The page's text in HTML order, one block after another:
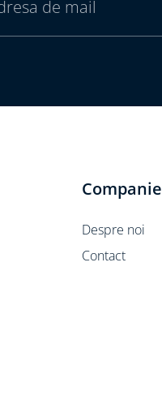
Companie
Despre noi
Contact